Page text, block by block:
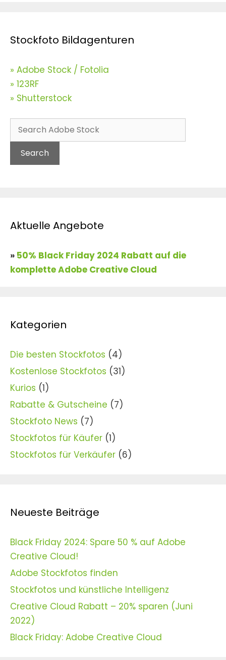
Stockfoto Bildagenturen
» Adobe Stock / Fotolia
» 123RF
» Shutterstock
Search
Aktuelle Angebote
» 50% Black Friday 2024 Rabatt auf die
komplette Adobe Creative Cloud
Kategorien
Die besten Stockfotos (4)
Kostenlose Stockfotos (31)
Kurios (1)
Rabatte & Gutscheine (7)
Stockfoto News (7)
Stockfotos für Käufer (1)
Stockfotos für Verkäufer (6)
Neueste Beiträge
Black Friday 2024: Spare 50 % auf Adobe
Creative Cloud!
Adobe Stockfotos finden
Stockfotos und künstliche Intelligenz
Creative Cloud Rabatt – 20% sparen (Juni
2022)
Black Friday: Adobe Creative Cloud